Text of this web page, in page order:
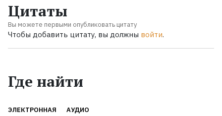
Цитаты
Вы можете первыми опубликовать цитату
Чтобы добавить цитату, вы должны войти.
Где найти
ЭЛЕКТРОННАЯ АУДИО